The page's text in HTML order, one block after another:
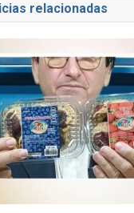
relacionadas